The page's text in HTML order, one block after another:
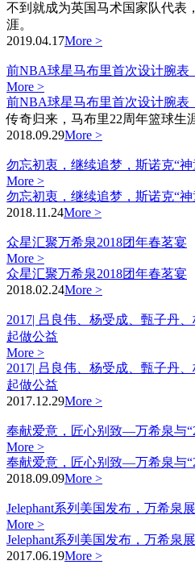
不到就成为英国马术国家队代表
涯。
2019.04.17More >
前NBA球星马布里首次设计腕表
More >
前NBA球星马布里首次设计腕表
传奇归来，马布里22周年篮球生
2018.09.29More >
勿忘初衷，继续追梦，斯诺克“神
More >
勿忘初衷，继续追梦，斯诺克“神
2018.11.24More >
众星汇聚万希泉2018团年春茗宴
More >
众星汇聚万希泉2018团年春茗宴
2018.02.24More >
2017| 吕良伟、杨受成、甄子丹
起做公益
More >
2017| 吕良伟、杨受成、甄子丹
起做公益
2017.12.29More >
奉献爱意，匠心别致—万希泉与
More >
奉献爱意，匠心别致—万希泉与
2018.09.09More >
Jelephant系列美国发布，万希泉
More >
Jelephant系列美国发布，万希泉
2017.06.19More >